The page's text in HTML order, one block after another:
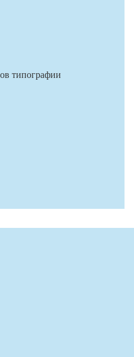
типографии